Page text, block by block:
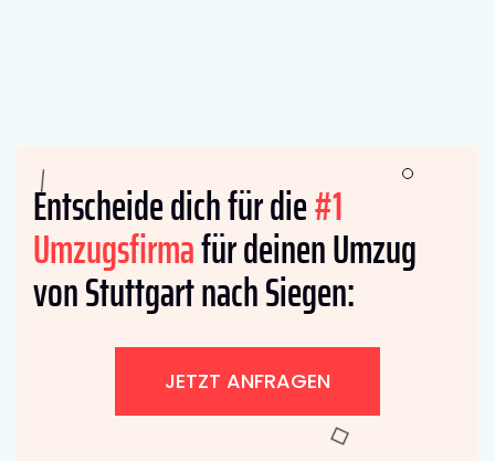
Entscheide dich für die#1
Umzugsfirmafür deinen Umzug
von Stuttgart nach Siegen:
JETZT ANFRAGEN